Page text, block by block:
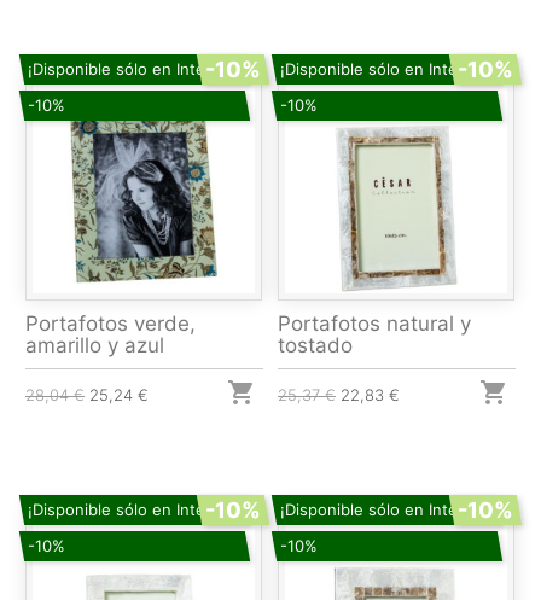
¡Disponible sólo en Internet!
-10%
-10%
Portafotos verde,
amarillo y azul
28,04 € 25,24 € 
¡Disponible sólo en Internet!
-10%
-10%
Portafotos natural y
tostado
25,37 € 22,83 € 
¡Disponible sólo en Internet!
-10%
-10%
¡Disponible sólo en Internet!
-10%
-10%